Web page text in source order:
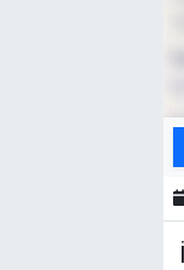
OTOMOTİV